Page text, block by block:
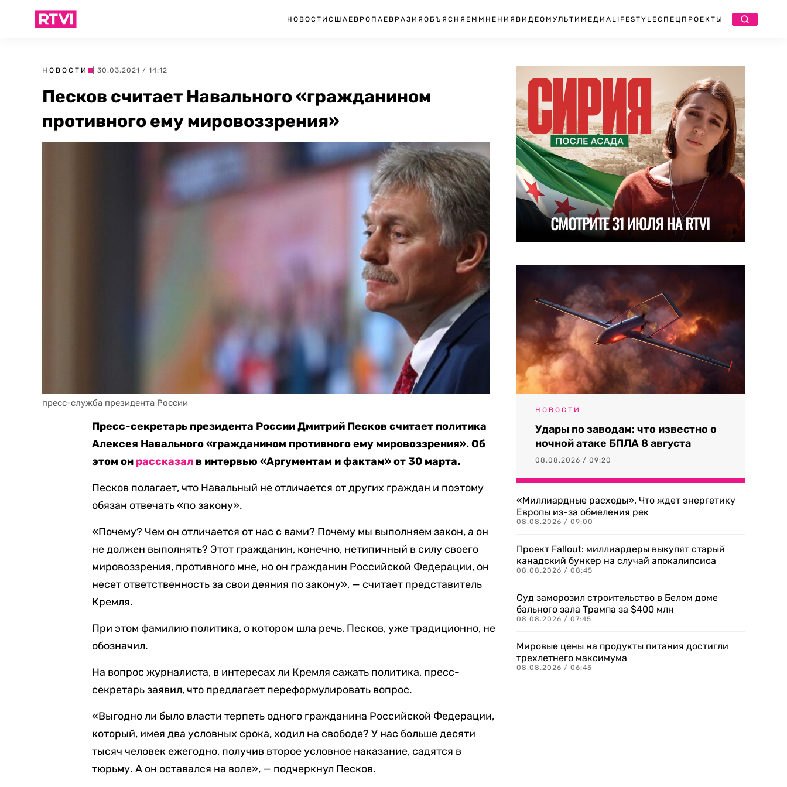
НОВОСТИ США ЕВРОПА ЕВРАЗИЯ ОБЪЯСНЯЕМ МНЕНИЯ ВИДЕО МУЛЬТИМЕДИА LIFESTYLEСПЕЦПРОЕКТЫ
НОВОСТИ | 30.03.2021 / 14:12
Песков считает Навального «гражданином
противного ему мировоззрения»
пресс-служба президента России
Пресс-секретарь президента России Дмитрий Песков считает политика
Алексея Навального «гражданином противного ему мировоззрения». Об
этом он рассказал в интервью «Аргументам и фактам» от 30 марта.
Песков полагает, что Навальный не отличается от других граждан и поэтому
обязан отвечать «по закону».
«Почему? Чем он отличается от нас с вами? Почему мы выполняем закон, а он
не должен выполнять? Этот гражданин, конечно, нетипичный в силу своего
мировоззрения, противного мне, но он гражданин Российской Федерации, он
несет ответственность за свои деяния по закону», — считает представитель
Кремля.
При этом фамилию политика, о котором шла речь, Песков, уже традиционно, не
обозначил.
На вопрос журналиста, в интересах ли Кремля сажать политика, пресс-
секретарь заявил, что предлагает переформулировать вопрос.
«Выгодно ли было власти терпеть одного гражданина Российской Федерации,
который, имея два условных срока, ходил на свободе? У нас больше десяти
тысяч человек ежегодно, получив второе условное наказание, садятся в
тюрьму. А он оставался на воле», — подчеркнул Песков.
НОВОСТИ
Удары по заводам: что известно о
ночной атаке БПЛА 8 августа
08.08.2026 / 09:20
«Миллиардные расходы». Что ждет энергетику
Европы из-за обмеления рек
08.08.2026 / 09:00
Проект Fallout: миллиардеры выкупят старый
канадский бункер на случай апокалипсиса
08.08.2026 / 08:45
Суд заморозил строительство в Белом доме
бального зала Трампа за $400 млн
08.08.2026 / 07:45
Мировые цены на продукты питания достигли
трехлетнего максимума
08.08.2026 / 06:45